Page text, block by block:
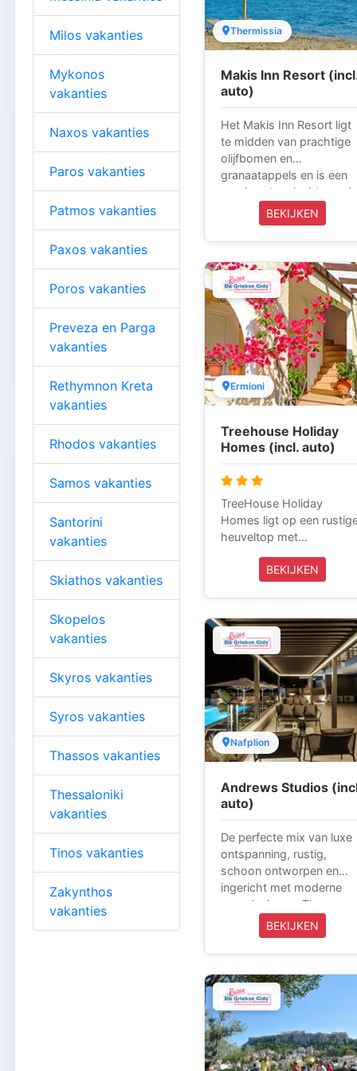
Milos vakanties
Mykonos
vakanties
Naxos vakanties
Paros vakanties
Patmos vakanties
Paxos vakanties
Poros vakanties
Preveza en Parga
vakanties
Rethymnon Kreta
vakanties
Rhodos vakanties
Samos vakanties
Santorini
vakanties
Skiathos vakanties
Skopelos
vakanties
Skyros vakanties
Syros vakanties
Thassos vakanties
Thessaloniki
vakanties
Tinos vakanties
Zakynthos
vakanties
accommodatie met
kamers, ruime lobby, een
gezellige pianobar met
een restaurant.
Thermissia
Makis Inn Resort
auto)
Het Makis Inn Resort ligt
te midden van prachtige
olijfbomen en
granaatappels en is een
gracieus toevluchtsoord
aan zee in het prachtige
Thermissia-gebied van de
Argo-Saronische Golf.
recent gebouwde
familieresort bestaat uit
woningen die zijn
met moderne
voorzieningen en een
warme en vriendelijke
omgeving. De sfeer
rust en kalmte uit, wat
garant staat voor een
onvergetelijke vakantie-
ervaring.
BEKIJKEN
Ermioni
Treehouse Holiday
Homes (incl. auto)
TreeHouse Holiday
Homes ligt op een
heuveltop met
het dorp Ermioni en op
Bij deze appartementen
draait alles om de
authentieke Griekse
gastvrijheid. Alle
appartementen bieden
self-catering faciliteiten
van topkwaliteit, de
kamers hebben balkons
met uitzicht op zee en de
BEKIJKEN
Nafplion
Andrews Studios
auto)
De perfecte mix van luxe
ontspanning, rustig,
schoon ontworpen en
ingericht met moderne
voorzieningen. The
Andrews is een perfect
hotel om te ontspannen
met families, vrienden of
zakelijke doeleinden. Het
hele jaar geopend
wachten om u van dienst
te zijn. Deze reis kunnen
wij u vanaf Amsterdam,
Eindhoven, Brussel en
BEKIJKEN